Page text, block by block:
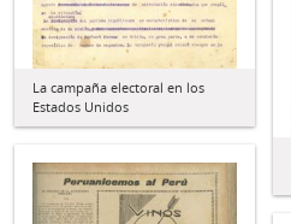
La campaña electoral en los
Estados Unidos